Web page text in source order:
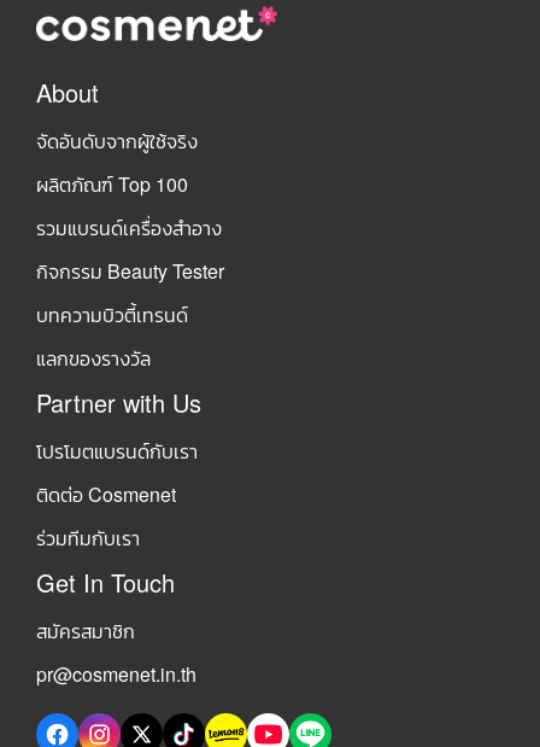
About
จัดอันดับจากผู้ใช้จริง
ผลิตภัณฑ์ Top 100
รวมแบรนด์เครื่องสำอาง
กิจกรรม Beauty Tester
บทความบิวตี้เทรนด์
แลกของรางวัล
Partner with Us
โปรโมตแบรนด์กับเรา
ติดต่อ Cosmenet
ร่วมทีมกับเรา
Get In Touch
สมัครสมาชิก
pr@cosmenet.in.th